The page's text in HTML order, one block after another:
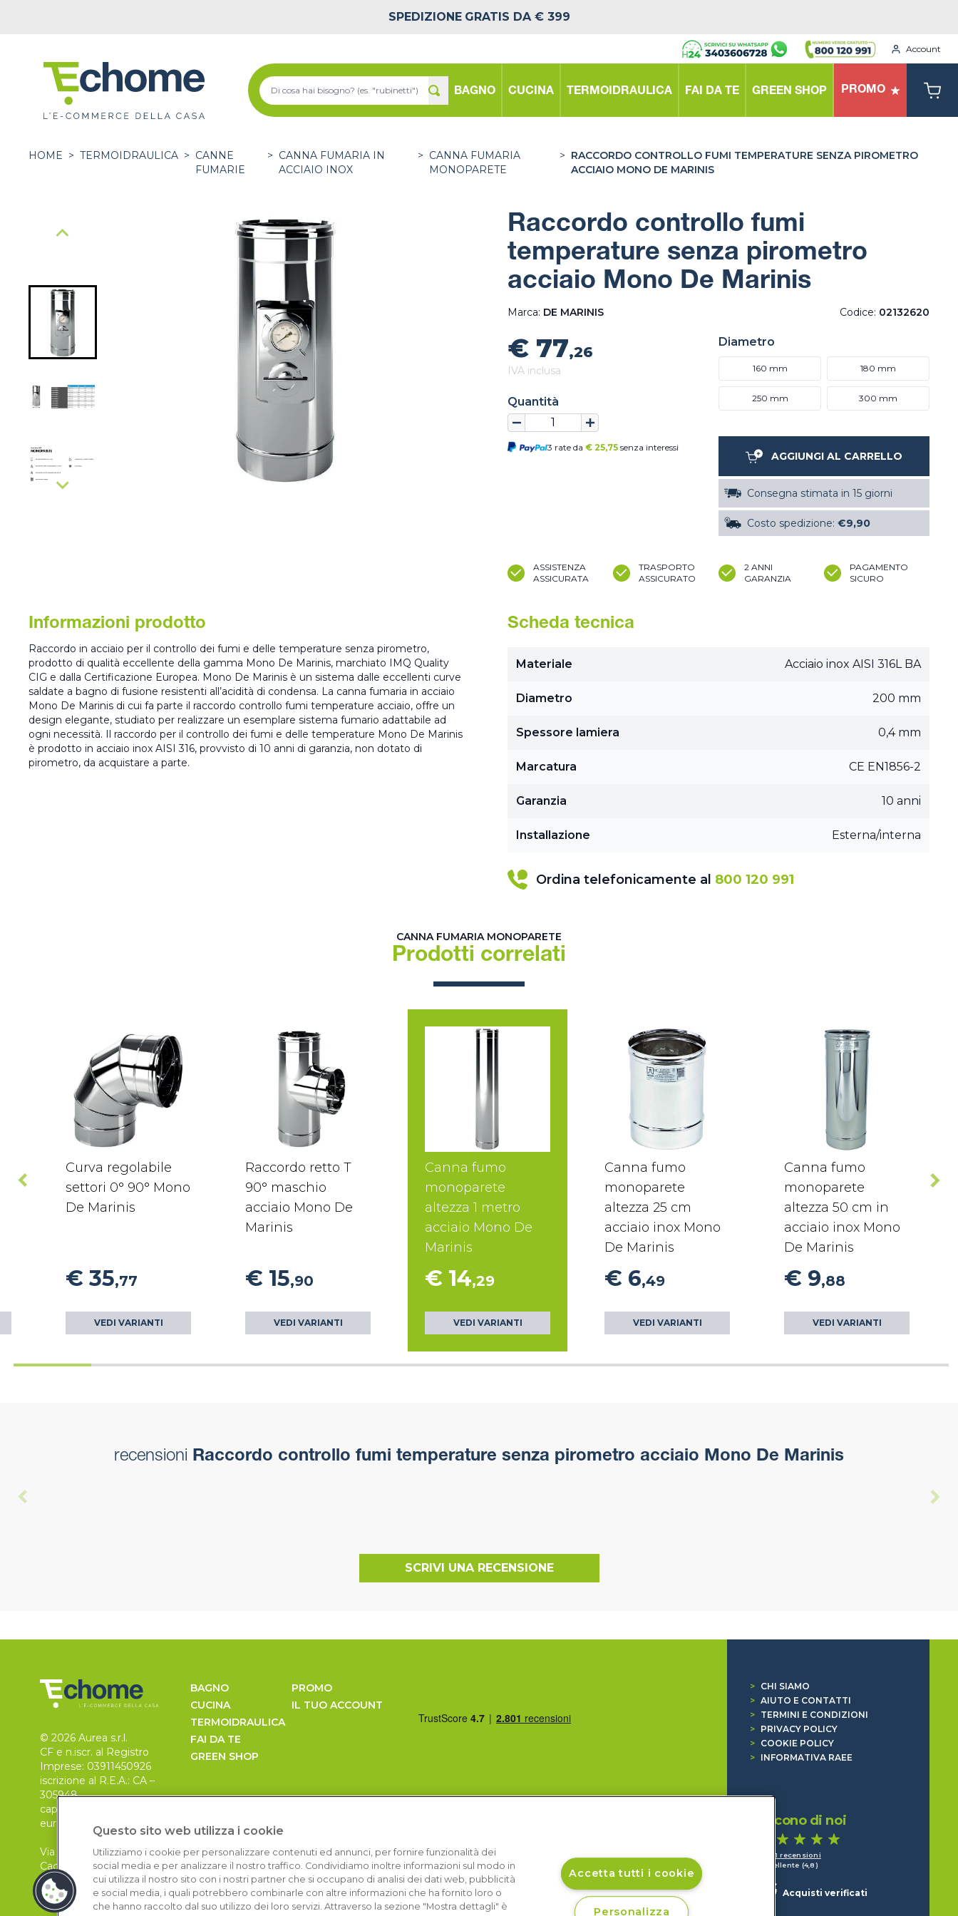
SPEDIZIONE GRATIS DA € 399
Account
BAGNO CUCINA TERMOIDRAULICA FAI DA TE GREEN SHOP PROMO
HOME > TERMOIDRAULICA > CANNE
FUMARIE
> CANNA FUMARIA IN
ACCIAIO INOX
> CANNA FUMARIA
MONOPARETE
> RACCORDO CONTROLLO FUMI TEMPERATURE SENZA PIROMETRO
ACCIAIO MONO DE MARINIS
Raccordo controllo fumi
temperature senza pirometro
acciaio Mono De Marinis
Marca: DE MARINIS Codice: 02132620
€ 77,26
IVA inclusa
Quantità
3 rate da € 25,75 senza interessi
Diametro
160 mm 180 mm
250 mm 300 mm
AGGIUNGI AL CARRELLO
Consegna stimata in 15 giorni
Costo spedizione: €9,90
ASSISTENZA
ASSICURATA
TRASPORTO
ASSICURATO
2 ANNI
GARANZIA
PAGAMENTO
SICURO
Informazioni prodotto
Raccordo in acciaio per il controllo dei fumi e delle temperature senza pirometro,
prodotto di qualità eccellente della gamma Mono De Marinis, marchiato IMQ Quality
CIG e dalla Certificazione Europea. Mono De Marinis è un sistema dalle eccellenti curve
saldate a bagno di fusione resistenti all’acidità di condensa. La canna fumaria in acciaio
Mono De Marinis di cui fa parte il raccordo controllo fumi temperature acciaio, offre un
design elegante, studiato per realizzare un esemplare sistema fumario adattabile ad
ogni necessità. Il raccordo per il controllo dei fumi e delle temperature Mono De Marinis
è prodotto in acciaio inox AISI 316, provvisto di 10 anni di garanzia, non dotato di
pirometro, da acquistare a parte.
Scheda tecnica
Materiale Acciaio inox AISI 316L BA
Diametro 200 mm
Spessore lamiera 0,4 mm
Marcatura CE EN1856-2
Garanzia 10 anni
Installazione Esterna/interna
Ordina telefonicamente al 800 120 991
CANNA FUMARIA MONOPARETE
Prodotti correlati
Curva regolabile
settori 0° 90° Mono
De Marinis
€ 35,77
VEDI VARIANTI
Raccordo retto T
90° maschio
acciaio Mono De
Marinis
€ 15,90
VEDI VARIANTI
Canna fumo
monoparete
altezza 1 metro
acciaio Mono De
Marinis
€ 14,29
VEDI VARIANTI
Canna fumo
monoparete
altezza 25 cm
acciaio inox Mono
De Marinis
€ 6,49
VEDI VARIANTI
Canna fumo
monoparete
altezza 50 cm in
acciaio inox Mono
De Marinis
€ 9,88
VEDI VARIANTI
recensioni Raccordo controllo fumi temperature senza pirometro acciaio Mono De Marinis
SCRIVI UNA RECENSIONE
© 2026 Aurea s.r.l.
CF e n.iscr. al Registro
Imprese: 03911450926
iscrizione al R.E.A.: CA –
305948
capitale sociale 30.000
euro, i.v.
Via Pietro Leo n. 6
Cagliari
09129
BAGNO
CUCINA
TERMOIDRAULICA
FAI DA TE
GREEN SHOP
PROMO
IL TUO ACCOUNT
>
CHI SIAMO
> AIUTO E CONTATTI
>
TERMINI E CONDIZIONI
>
PRIVACY POLICY
>
COOKIE POLICY
>
INFORMATIVA RAEE
Dicono di noi
1.641 recensioni
Eccellente (4,8)
Acquisti verificati
Questo sito web utilizza i cookie
Utilizziamo i cookie per personalizzare contenuti ed annunci, per fornire funzionalità dei
social media e per analizzare il nostro traffico. Condividiamo inoltre informazioni sul modo in
cui utilizza il nostro sito con i nostri partner che si occupano di analisi dei dati web, pubblicità
e social media, i quali potrebbero combinarle con altre informazioni che ha fornito loro o
che hanno raccolto dal suo utilizzo dei loro servizi. Attraverso la sezione "Mostra dettagli" è
Accetta tutti i cookie
Personalizza